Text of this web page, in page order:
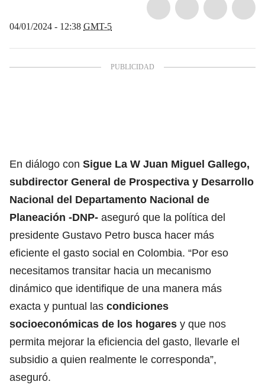
04/01/2024 - 12:38 GMT-5
En diálogo con Sigue La W Juan Miguel Gallego,
subdirector General de Prospectiva y Desarrollo
Nacional del Departamento Nacional de
Planeación -DNP- aseguró que la política del
presidente Gustavo Petro busca hacer más
eficiente el gasto social en Colombia. “Por eso
necesitamos transitar hacia un mecanismo
dinámico que identifique de una manera más
exacta y puntual las condiciones
socioeconómicas de los hogares y que nos
permita mejorar la eficiencia del gasto, llevarle el
subsidio a quien realmente le corresponda”,
aseguró.